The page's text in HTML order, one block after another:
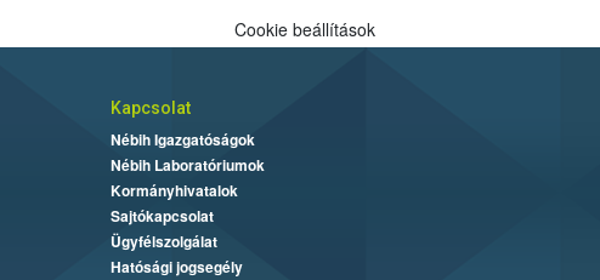
Cookie beállítások
Kapcsolat
Nébih Igazgatóságok
Nébih Laboratóriumok
Kormányhivatalok
Sajtókapcsolat
Ügyfélszolgálat
Hatósági jogsegély